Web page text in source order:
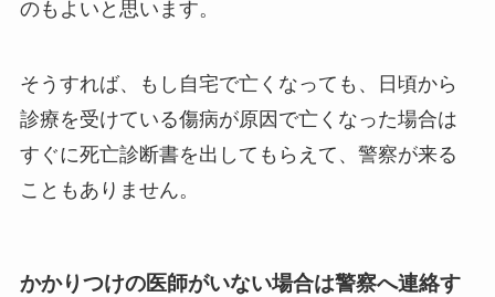
のもよいと思います。
そうすれば、もし自宅で亡くなっても、日頃から
診療を受けている傷病が原因で亡くなった場合は
すぐに死亡診断書を出してもらえて、警察が来る
こともありません。
かかりつけの医師がいない場合は警察へ連絡す